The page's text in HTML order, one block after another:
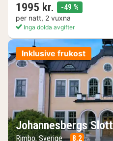
1995 kr. -49 %
per natt, 2 vuxna
Inga dolda avgifter
Inklusive frukost
Johannesbergs Slott
Rimbo, Sverige 8.2